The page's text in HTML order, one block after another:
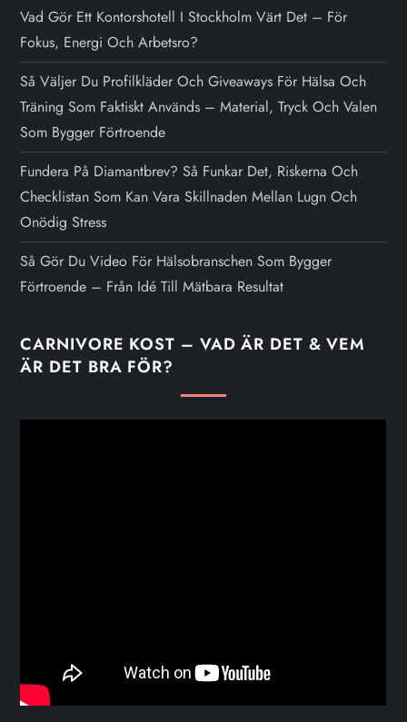
Vad Gör Ett Kontorshotell I Stockholm Värt Det – För
Fokus, Energi Och Arbetsro?
Så Väljer Du Profilkläder Och Giveaways För Hälsa Och
Träning Som Faktiskt Används – Material, Tryck Och Valen
Som Bygger Förtroende
Fundera På Diamantbrev? Så Funkar Det, Riskerna Och
Checklistan Som Kan Vara Skillnaden Mellan Lugn Och
Onödig Stress
Så Gör Du Video För Hälsobranschen Som Bygger
Förtroende – Från Idé Till Mätbara Resultat
CARNIVORE KOST – VAD ÄR DET & VEM
ÄR DET BRA FÖR?